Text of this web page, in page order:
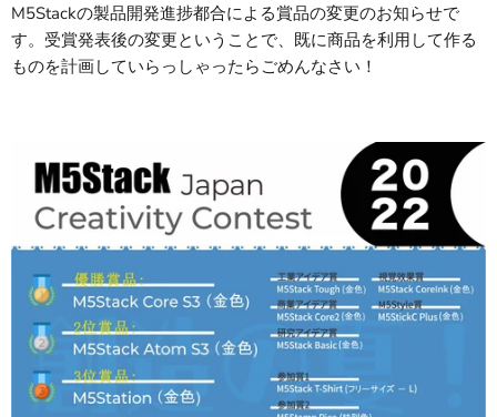
M5Stackの製品開発進捗都合による賞品の変更のお知らせで
す。受賞発表後の変更ということで、既に商品を利用して作る
ものを計画していらっしゃったらごめんなさい！